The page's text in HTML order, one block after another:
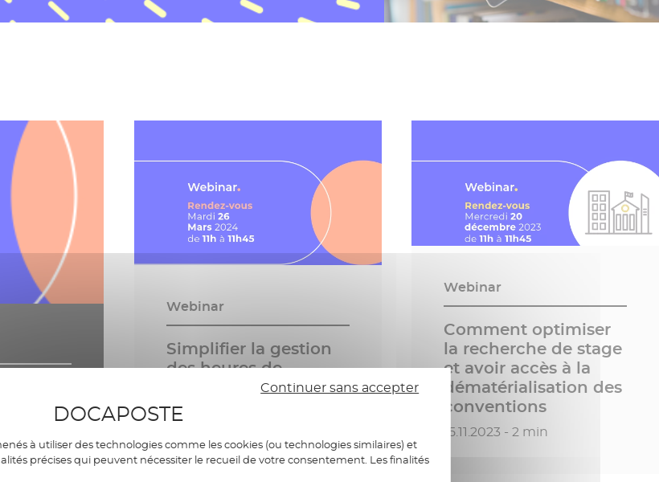
Webinar
Simplifier la gestion
des heures de
délégation grâce à la
digitalisation
Webinar
Comment optimiser
la recherche de stage
et avoir accès à la
dématérialisation des
conventions
Date de publication
15.11.2023 - 2 min
Continuer sans accepter
DOCAPOSTE
à utiliser des technologies comme les cookies (ou technologies similaires) et
précises qui peuvent nécessiter le recueil de votre consentement. Les finalités